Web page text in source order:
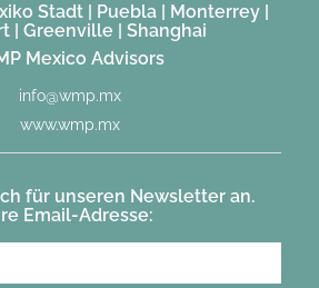
Stadt | Puebla | Monterrey |
| Greenville | Shanghai
Mexico Advisors
info@wmp.mx
www.wmp.mx
für unseren Newsletter an.
Email-Adresse: